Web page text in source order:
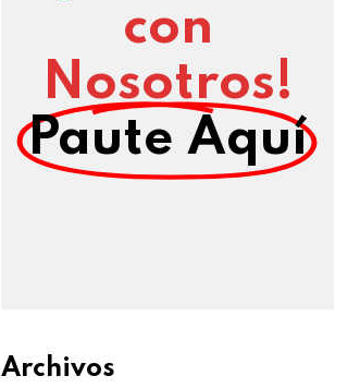
con
Nosotros!
Paute Aquí
Archivos